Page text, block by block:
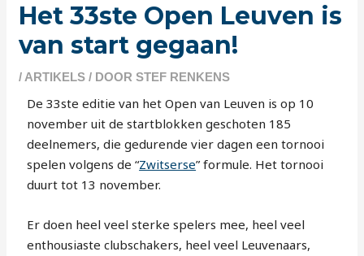
Het 33ste Open Leuven is
van start gegaan!
/ ARTIKELS / DOORSTEF RENKENS
De 33ste editie van het Open van Leuven is op 10
november uit de startblokken geschoten 185
deelnemers, die gedurende vier dagen een tornooi
spelen volgens de “Zwitserse” formule. Het tornooi
duurt tot 13 november.
Er doen heel veel sterke spelers mee, heel veel
enthousiaste clubschakers, heel veel Leuvenaars,